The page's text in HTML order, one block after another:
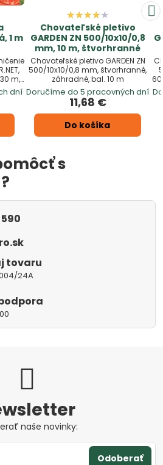
1 m
m,
dní
Chovateľské pletivo
GARDEN ZN 500/10x10/0,8
mm, 10 m, štvorhranné
Chovateľské pletivo GARDEN ZN
500/10x10/0,8 mm, štvorhranné,
záhradné, bal. 10 m
Doručíme do 5 pracovných dní
11,68 €
Do košíka
s
tovaru
24A
naše novinky:
Odoberať